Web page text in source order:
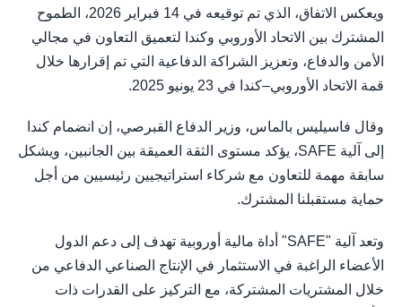
ويعكس الاتفاق، الذي تم توقيعه في 14 فبراير 2026، الطموح
المشترك بين الاتحاد الأوروبي وكندا لتعميق التعاون في مجالي
الأمن والدفاع، وتعزيز الشراكة الدفاعية التي تم إقرارها خلال
قمة الاتحاد الأوروبي–كندا في 23 يونيو 2025.
وقال فاسيليس بالماس، وزير الدفاع القبرصي، إن انضمام كندا
إلى آلية SAFE، يؤكد مستوى الثقة العميقة بين الجانبين، ويشكل
سابقة مهمة للتعاون مع شركاء استراتيجيين رئيسيين من أجل
حماية مستقبلنا المشترك.
وتعد آلية "SAFE" أداة مالية أوروبية تهدف إلى دعم الدول
الأعضاء الراغبة في الاستثمار في الإنتاج الصناعي الدفاعي من
خلال المشتريات المشتركة، مع التركيز على القدرات ذات